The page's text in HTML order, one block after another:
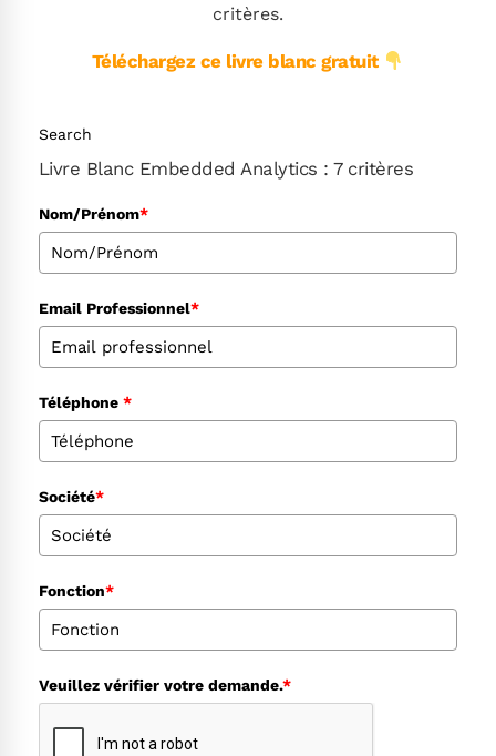
critères.
Téléchargez ce livre blanc gratuit
Search
Livre Blanc Embedded Analytics : 7 critères
Nom/Prénom*
Email Professionnel*
Téléphone *
Société*
Fonction*
Veuillez vérifier votre demande.*